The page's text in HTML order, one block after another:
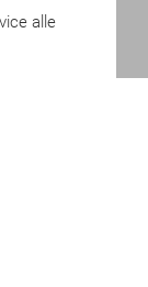
alle